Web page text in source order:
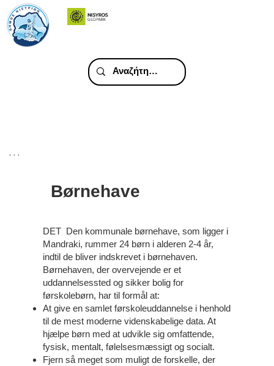
. . .
Børnehave
DET Den kommunale børnehave, som ligger i
Mandraki, rummer 24 børn i alderen 2-4 år,
indtil de bliver indskrevet i børnehaven.
Børnehaven, der overvejende er et
uddannelsessted og sikker bolig for
førskolebørn, har til formål at:
At give en samlet førskoleuddannelse i henhold
til de mest moderne videnskabelige data. At
hjælpe børn med at udvikle sig omfattende,
fysisk, mentalt, følelsesmæssigt og socialt.
Fjern så meget som muligt de forskelle, der